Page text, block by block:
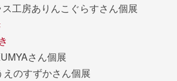
工房ありんこぐらすさん個展
さん個展
えのすずかさん個展